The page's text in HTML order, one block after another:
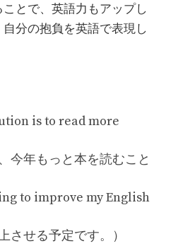
とで、英語力もアップし
分の抱負を英語で表現し
is to read more
今年もっと本を読むこと
to improve my English
させる予定です。）